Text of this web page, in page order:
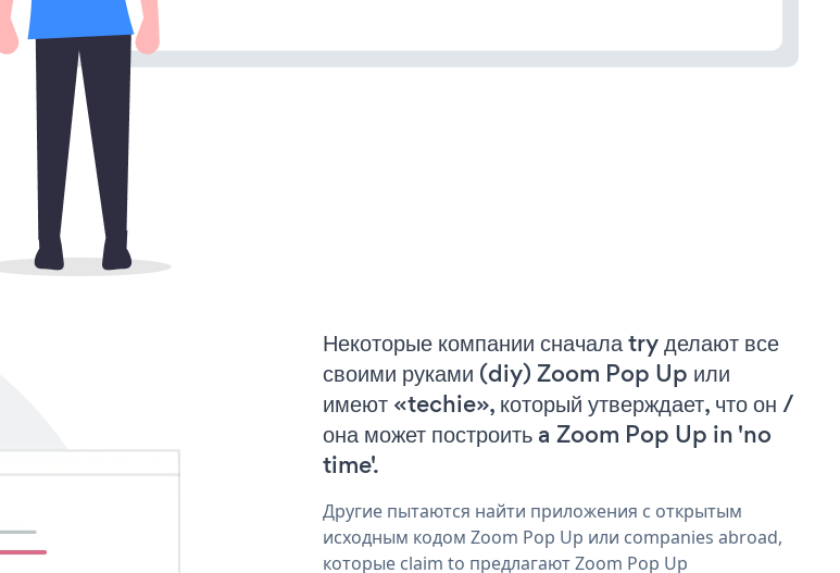
Некоторые компании сначала try делают все
своими руками (diy) Zoom Pop Up или
имеют «techie», который утверждает, что он /
она может построить a Zoom Pop Up in 'no
time'.
Другие пытаются найти приложения с открытым
исходным кодом Zoom Pop Up или companies abroad,
которые claim to предлагают Zoom Pop Up